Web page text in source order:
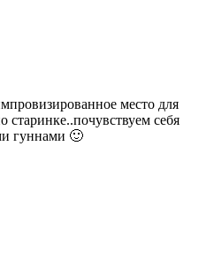
место для
старинке..почувствуем себя
гуннами 🙂